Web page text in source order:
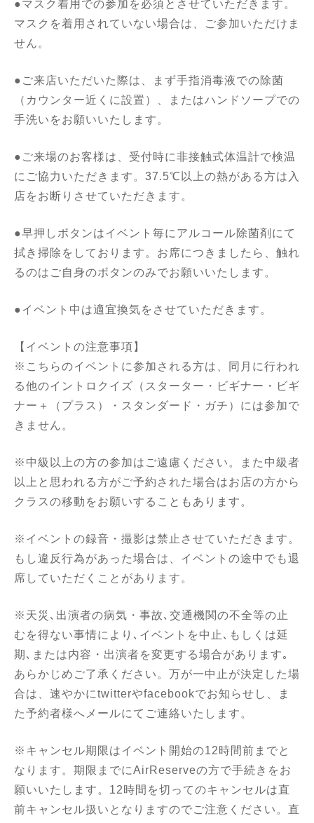
●マスク着用での参加を必須とさせていただきます。
マスクを着用されていない場合は、ご参加いただけま
せん。
●ご来店いただいた際は、まず手指消毒液での除菌
（カウンター近くに設置）、またはハンドソープでの
手洗いをお願いいたします。
●ご来場のお客様は、受付時に非接触式体温計で検温
にご協力いただきます。37.5℃以上の熱がある方は入
店をお断りさせていただきます。
●早押しボタンはイベント毎にアルコール除菌剤にて
拭き掃除をしております。お席につきましたら、触れ
るのはご自身のボタンのみでお願いいたします。
●イベント中は適宜換気をさせていただきます。
【イベントの注意事項】
※こちらのイベントに参加される方は、同月に行われ
る他のイントロクイズ（スターター・ビギナー・ビギ
ナー＋（プラス）・スタンダード・ガチ）には参加で
きません。
※中級以上の方の参加はご遠慮ください。また中級者
以上と思われる方がご予約された場合はお店の方から
クラスの移動をお願いすることもあります。
※イベントの録音・撮影は禁止させていただきます。
もし違反行為があった場合は、イベントの途中でも退
席していただくことがあります。
※天災､出演者の病気・事故､交通機関の不全等の止
むを得ない事情により､イベントを中止､もしくは延
期､または内容・出演者を変更する場合があります｡
あらかじめご了承ください。万が一中止が決定した場
合は、速やかにtwitterやfacebookでお知らせし、ま
た予約者様へメールにてご連絡いたします。
※キャンセル期限はイベント開始の12時間前までと
なります。期限までにAirReserveの方で手続きをお
願いいたします。12時間を切ってのキャンセルは直
前キャンセル扱いとなりますのでご注意ください。直